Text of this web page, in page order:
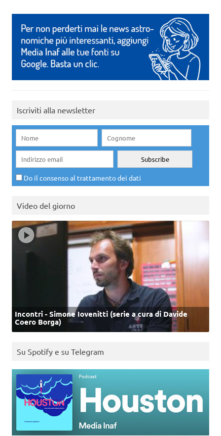
Iscriviti alla newsletter
Do il consenso al trattamento dei dati
Video del giorno
Incontri - Simone Iovenitti (serie a cura di Davide
Coero Borga)
Su Spotify e su Telegram